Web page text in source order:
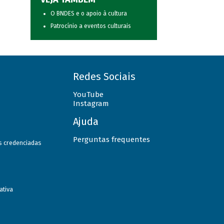
O BNDES e o apoio à cultura
Patrocínio a eventos culturais
credenciadas
Redes Sociais
YouTube
Instagram
Ajuda
Perguntas frequentes